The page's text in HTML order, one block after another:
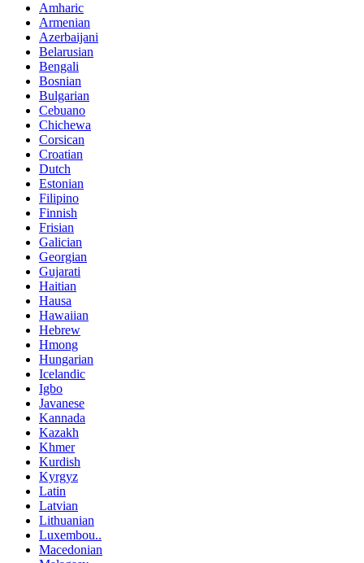
Amharic
Armenian
Azerbaijani
Belarusian
Bengali
Bosnian
Bulgarian
Cebuano
Chichewa
Corsican
Croatian
Dutch
Estonian
Filipino
Finnish
Frisian
Galician
Georgian
Gujarati
Haitian
Hausa
Hawaiian
Hebrew
Hmong
Hungarian
Icelandic
Igbo
Javanese
Kannada
Kazakh
Khmer
Kurdish
Kyrgyz
Latin
Latvian
Lithuanian
Luxembou..
Macedonian